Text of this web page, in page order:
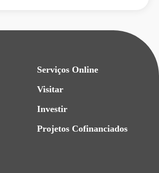
Serviços Online
Visitar
Investir
Projetos Cofinanciados